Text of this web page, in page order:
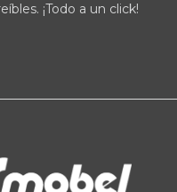
¡Todo a un click!